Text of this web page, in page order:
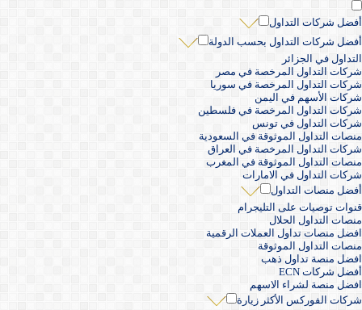
أفضل شركات التداول
أفضل شركات التداول بحسب الدولة
التداول في الجزائر
شركات التداول المرخصة في مصر
شركات التداول المرخصة في سوريا
شركات الأسهم في اليمن
شركات التداول المرخصة في فلسطين
شركات التداول في تونس
منصات التداول الموثوقة في السعودية
شركات التداول المرخصة في العراق
منصات التداول الموثوقة في المغرب
شركات التداول في الامارات
أفضل منصات التداول
قنوات توصيات على التليجرام
منصات التداول الحلال
افضل منصات تداول العملات الرقمية
منصات التداول الموثوقة
افضل منصة تداول ذهب
أفضل شركات ECN
افضل منصة لشراء الاسهم
شركات الفوركس الأكثر زيارة